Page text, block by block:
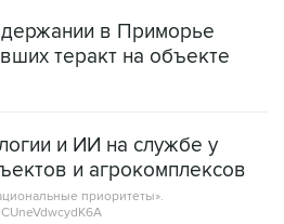
в Приморье
теракт на объекте
и ИИ на службе у
и агрокомплексов
приоритеты».